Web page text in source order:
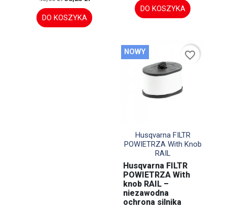
DO KOSZYKA
DO KOSZYKA
Szybki podgląd
Husqvarna FILTR
POWIETRZA With Knob
RAIL
Husqvarna FILTR
POWIETRZA With
knob RAIL –
niezawodna
ochrona silnika
NOWY favorite_border